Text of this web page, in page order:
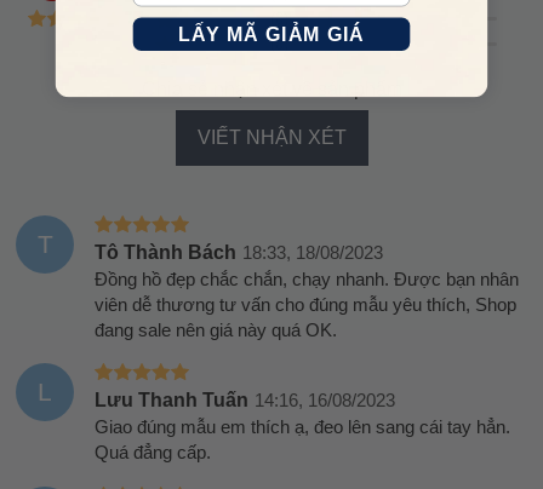
(0)
(0)
VIẾT NHẬN XÉT
T Tô Thành Bách 18:33, 18/08/2023
Đồng hồ đẹp chắc chắn, chạy nhanh. Được bạn nhân
viên dễ thương tư vấn cho đúng mẫu yêu thích, Shop
đang sale nên giá này quá OK.
L Lưu Thanh Tuấn 14:16, 16/08/2023
Giao đúng mẫu em thích ạ, đeo lên sang cái tay hẳn.
Quá đẳng cấp.
LẤY MÃ GIẢM GIÁ